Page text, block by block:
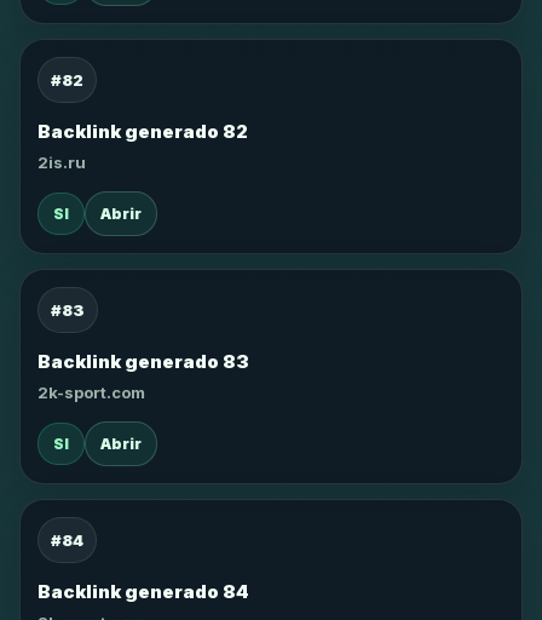
#82
Backlink generado 82
2is.ru
SI Abrir
#83
Backlink generado 83
2k-sport.com
SI Abrir
#84
Backlink generado 84